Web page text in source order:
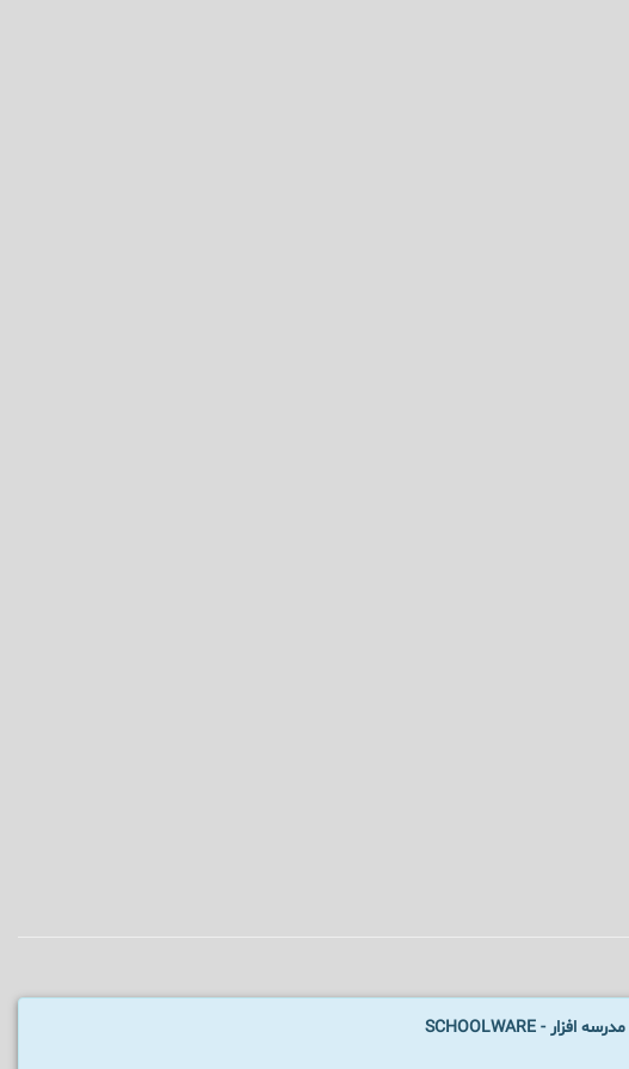
مدرسه افزار - SCHOOLWARE